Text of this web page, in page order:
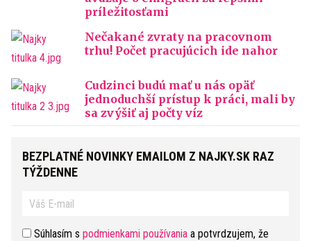
príležitosťami
Nečakané zvraty na pracovnom
trhu! Počet pracujúcich ide nahor
Cudzinci budú mať u nás opäť
jednoduchší prístup k práci, mali by
sa zvýšiť aj počty víz
BEZPLATNÉ NOVINKY EMAILOM Z NAJKY.SK RAZ
TÝŽDENNE
Súhlasím s podmienkami používania a potvrdzujem, že